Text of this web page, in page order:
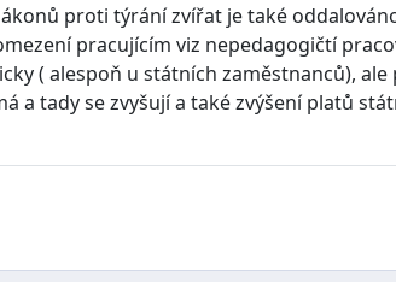
proti týrání zvířat je také
pracujícím viz nepedagogičtí
( alespoň u státních zaměstnanců),
a tady se zvyšují a také zvýšení platů